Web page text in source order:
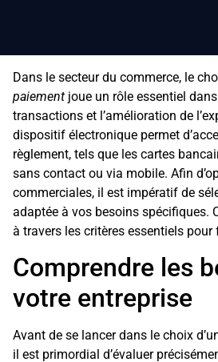
Dans le secteur du commerce, le
paiement joue un rôle essentiel
transactions et l’amélioration de
dispositif électronique permet
règlement, tels que les cartes
sans contact ou via mobile. Afin
commerciales, il est impératif de
adaptée à vos besoins spécifiques.
à travers les critères essentiels
Comprendre les
votre entreprise
Avant de se lancer dans le choix
il est primordial d’évaluer